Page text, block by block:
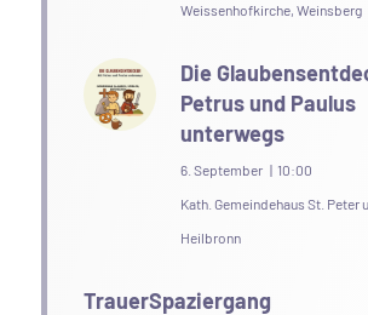
Weissenhofkirche, Weinsberg
Die
Petrus und Paulus
unterwegs
6. September | 10:00
Kath. Gemeindehaus St. Peter
Heilbronn
TrauerSpaziergang